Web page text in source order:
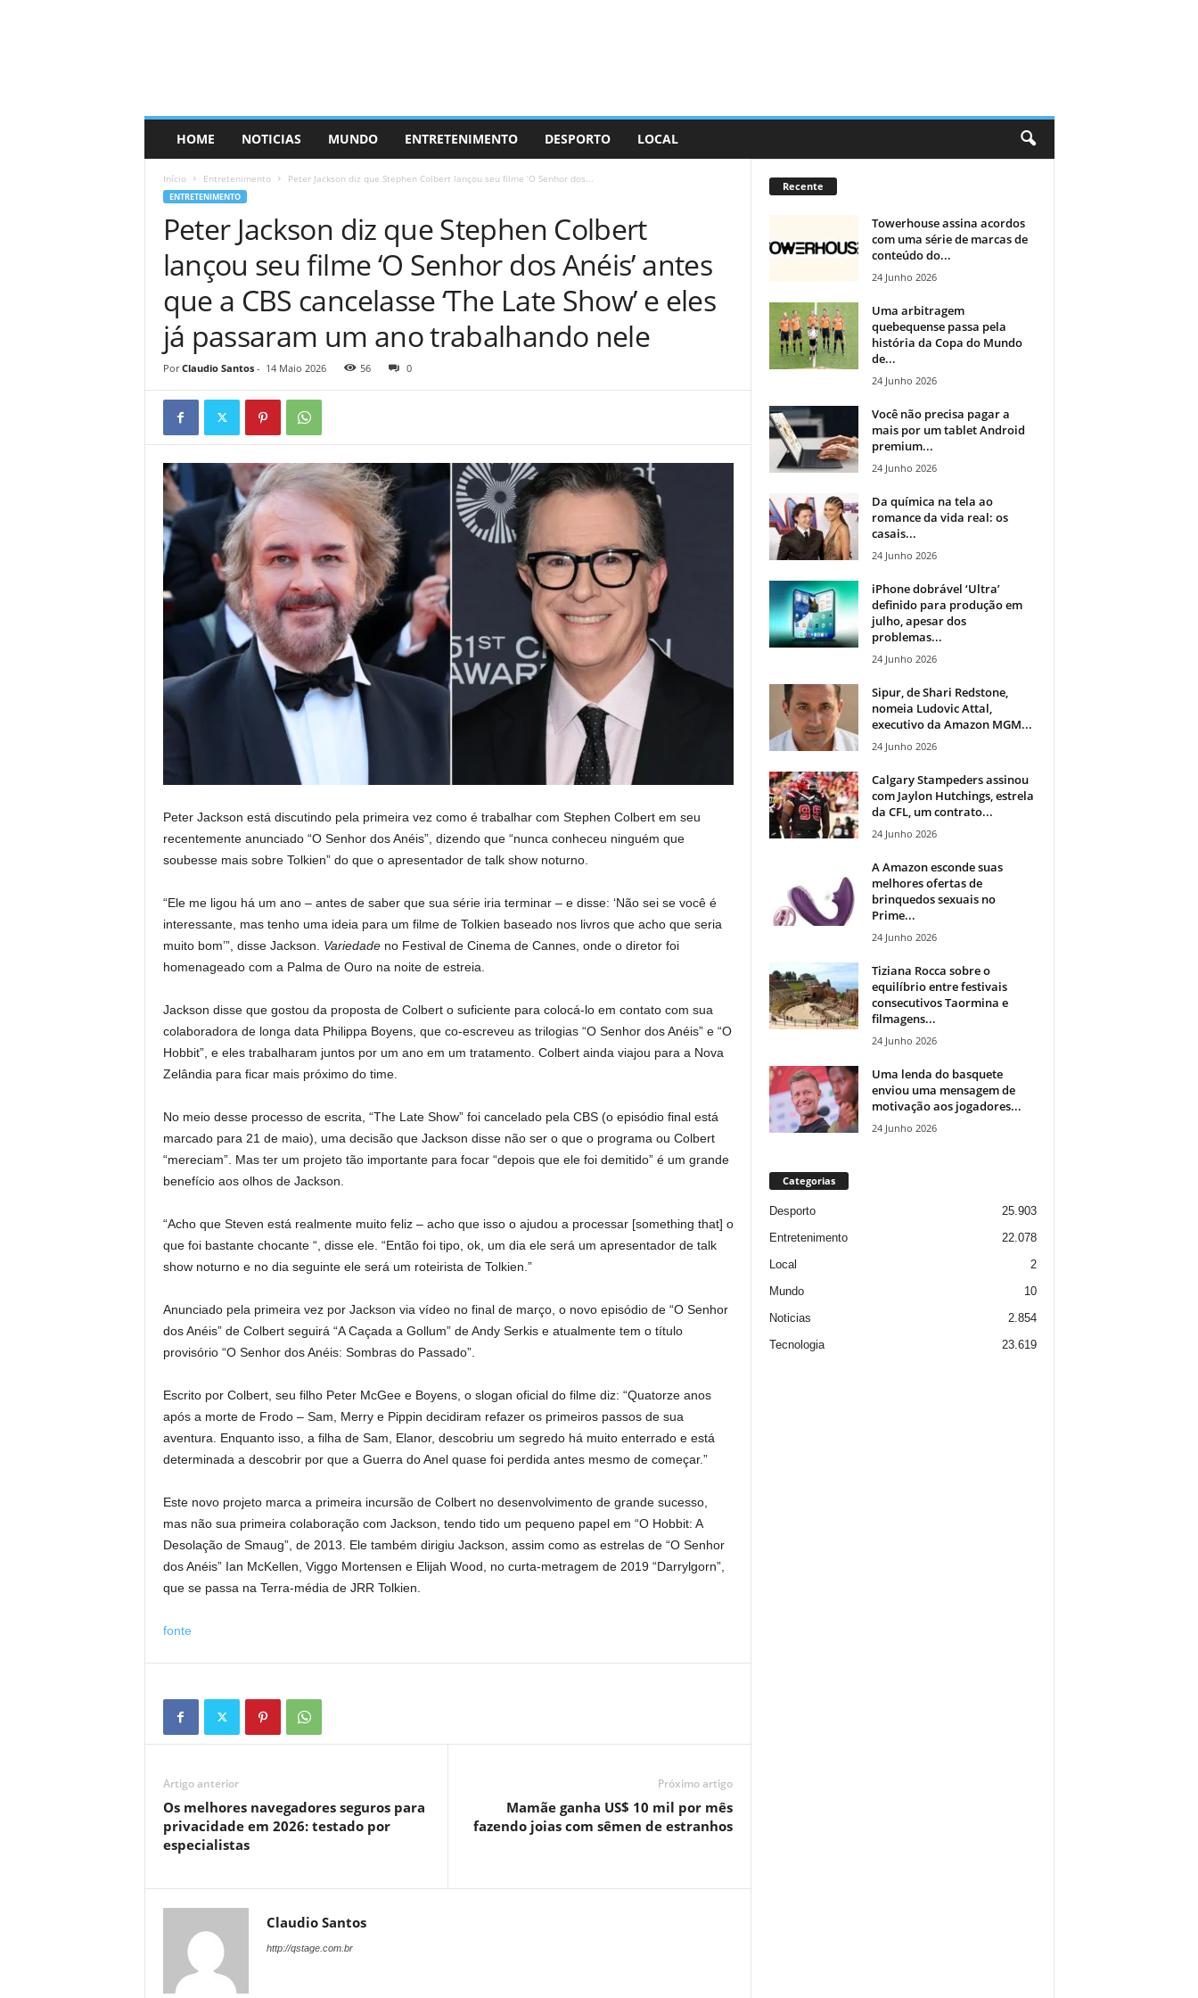
HOME NOTICIAS MUNDO ENTRETENIMENTO DESPORTO LOCAL
Início Entretenimento Peter Jackson diz que Stephen Colbert lançou seu filme ‘O Senhor dos...
ENTRETENIMENTO
Peter Jackson diz que Stephen Colbert
lançou seu filme ‘O Senhor dos Anéis’ antes
que a CBS cancelasse ‘The Late Show’ e eles
já passaram um ano trabalhando nele
Por Claudio Santos- 14 Maio 2026 56 0
Peter Jackson está discutindo pela primeira vez como é trabalhar com Stephen Colbert em seu
recentemente anunciado “O Senhor dos Anéis”, dizendo que “nunca conheceu ninguém que
soubesse mais sobre Tolkien” do que o apresentador de talk show noturno.
“Ele me ligou há um ano – antes de saber que sua série iria terminar – e disse: ‘Não sei se você é
interessante, mas tenho uma ideia para um filme de Tolkien baseado nos livros que acho que seria
muito bom’”, disse Jackson. Variedadeno Festival de Cinema de Cannes, onde o diretor foi
homenageado com a Palma de Ouro na noite de estreia.
Jackson disse que gostou da proposta de Colbert o suficiente para colocá-lo em contato com sua
colaboradora de longa data Philippa Boyens, que co-escreveu as trilogias “O Senhor dos Anéis” e “O
Hobbit”, e eles trabalharam juntos por um ano em um tratamento. Colbert ainda viajou para a Nova
Zelândia para ficar mais próximo do time.
No meio desse processo de escrita, “The Late Show” foi cancelado pela CBS (o episódio final está
marcado para 21 de maio), uma decisão que Jackson disse não ser o que o programa ou Colbert
“mereciam”. Mas ter um projeto tão importante para focar “depois que ele foi demitido” é um grande
benefício aos olhos de Jackson.
“Acho que Steven está realmente muito feliz – acho que isso o ajudou a processar [something that] o
que foi bastante chocante “, disse ele. “Então foi tipo, ok, um dia ele será um apresentador de talk
show noturno e no dia seguinte ele será um roteirista de Tolkien.”
Anunciado pela primeira vez por Jackson via vídeo no final de março, o novo episódio de “O Senhor
dos Anéis” de Colbert seguirá “A Caçada a Gollum” de Andy Serkis e atualmente tem o título
provisório “O Senhor dos Anéis: Sombras do Passado”.
Escrito por Colbert, seu filho Peter McGee e Boyens, o slogan oficial do filme diz: “Quatorze anos
após a morte de Frodo – Sam, Merry e Pippin decidiram refazer os primeiros passos de sua
aventura. Enquanto isso, a filha de Sam, Elanor, descobriu um segredo há muito enterrado e está
determinada a descobrir por que a Guerra do Anel quase foi perdida antes mesmo de começar.”
Este novo projeto marca a primeira incursão de Colbert no desenvolvimento de grande sucesso,
mas não sua primeira colaboração com Jackson, tendo tido um pequeno papel em “O Hobbit: A
Desolação de Smaug”, de 2013. Ele também dirigiu Jackson, assim como as estrelas de “O Senhor
dos Anéis” Ian McKellen, Viggo Mortensen e Elijah Wood, no curta-metragem de 2019 “Darrylgorn”,
que se passa na Terra-média de JRR Tolkien.
fonte
Artigo anterior
Os melhores navegadores seguros para
privacidade em 2026: testado por
especialistas
Próximo artigo
Mamãe ganha US$ 10 mil por mês
fazendo joias com sêmen de estranhos
Claudio Santos
http://qstage.com.br
Recente
Towerhouse assina acordos
com uma série de marcas de
conteúdo do...
24 Junho 2026
Uma arbitragem
quebequense passa pela
história da Copa do Mundo
de...
24 Junho 2026
Você não precisa pagar a
mais por um tablet Android
premium...
24 Junho 2026
Da química na tela ao
romance da vida real: os
casais...
24 Junho 2026
iPhone dobrável ‘Ultra’
definido para produção em
julho, apesar dos
problemas...
24 Junho 2026
Sipur, de Shari Redstone,
nomeia Ludovic Attal,
executivo da Amazon MGM...
24 Junho 2026
Calgary Stampeders assinou
com Jaylon Hutchings, estrela
da CFL, um contrato...
24 Junho 2026
A Amazon esconde suas
melhores ofertas de
brinquedos sexuais no
Prime...
24 Junho 2026
Tiziana Rocca sobre o
equilíbrio entre festivais
consecutivos Taormina e
filmagens...
24 Junho 2026
Uma lenda do basquete
enviou uma mensagem de
motivação aos jogadores...
24 Junho 2026
Categorias
Desporto
25.903
Entretenimento
22.078
Local
2
Mundo
10
Noticias
2.854
Tecnologia
23.619